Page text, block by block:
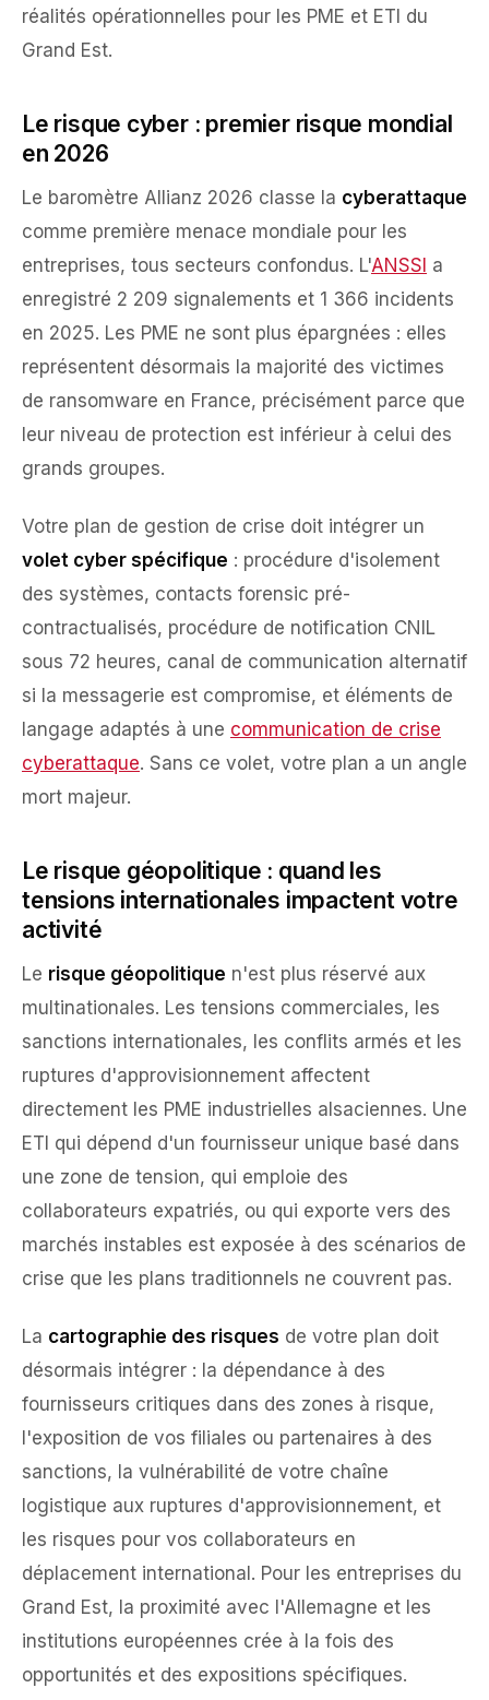
réalités opérationnelles pour les PME et ETI du
Grand Est.
Le risque cyber : premier risque mondial
en 2026
Le baromètre Allianz 2026 classe la cyberattaque
comme première menace mondiale pour les
entreprises, tous secteurs confondus. L'ANSSI a
enregistré 2 209 signalements et 1 366 incidents
en 2025. Les PME ne sont plus épargnées : elles
représentent désormais la majorité des victimes
de ransomware en France, précisément parce que
leur niveau de protection est inférieur à celui des
grands groupes.
Votre plan de gestion de crise doit intégrer un
volet cyber spécifique : procédure d'isolement
des systèmes, contacts forensic pré-
contractualisés, procédure de notification CNIL
sous 72 heures, canal de communication alternatif
si la messagerie est compromise, et éléments de
langage adaptés à une communication de crise
cyberattaque. Sans ce volet, votre plan a un angle
mort majeur.
Le risque géopolitique : quand les
tensions internationales impactent votre
activité
Le risque géopolitique n'est plus réservé aux
multinationales. Les tensions commerciales, les
sanctions internationales, les conflits armés et les
ruptures d'approvisionnement affectent
directement les PME industrielles alsaciennes. Une
ETI qui dépend d'un fournisseur unique basé dans
une zone de tension, qui emploie des
collaborateurs expatriés, ou qui exporte vers des
marchés instables est exposée à des scénarios de
crise que les plans traditionnels ne couvrent pas.
La cartographie des risques de votre plan doit
désormais intégrer : la dépendance à des
fournisseurs critiques dans des zones à risque,
l'exposition de vos filiales ou partenaires à des
sanctions, la vulnérabilité de votre chaîne
logistique aux ruptures d'approvisionnement, et
les risques pour vos collaborateurs en
déplacement international. Pour les entreprises du
Grand Est, la proximité avec l'Allemagne et les
institutions européennes crée à la fois des
opportunités et des expositions spécifiques.